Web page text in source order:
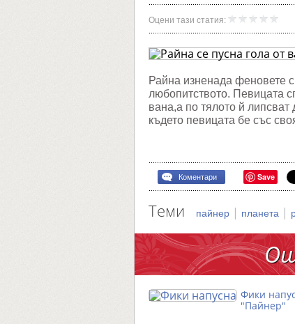
Оцени тази статия:
от
Райна изненада феновете
любопитството. Певицата
вана,а по тялото й
където певицата бе със
Коментари Save
Теми пайнер | планета |
Фики
"Пайнер"